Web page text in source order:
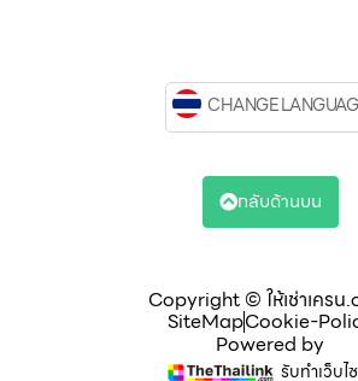
Copyright © ให้เช่าเครน
SiteMapCookie-
Powered by
รับทำเว็บไ
CHANGE
กลับด้านบน